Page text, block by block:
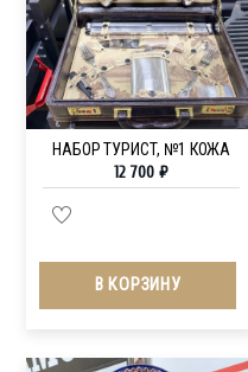
НАБОР ТУРИСТ, №1 КОЖА
12 700₽
В КОРЗИНУ